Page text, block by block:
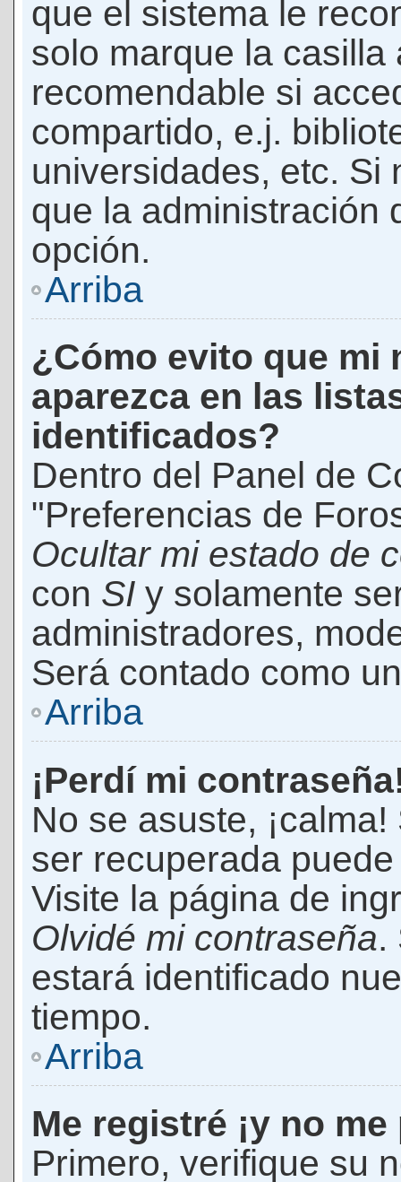
que el sistema le
solo marque la casilla
recomendable si
compartido, e.j.
universidades, etc. Si
que la administración
opción.
Arriba
¿Cómo evito que mi
aparezca en las
identificados?
Dentro del Panel de
"Preferencias de
Ocultar mi estado de
con SI y solamente
administradores,
Será contado como
Arriba
¡Perdí mi
No se asuste,
ser recuperada
Visite la página de
Olvidé mi contraseña.
estará identificado
tiempo.
Arriba
Me registré ¡y no
Primero, verifique su